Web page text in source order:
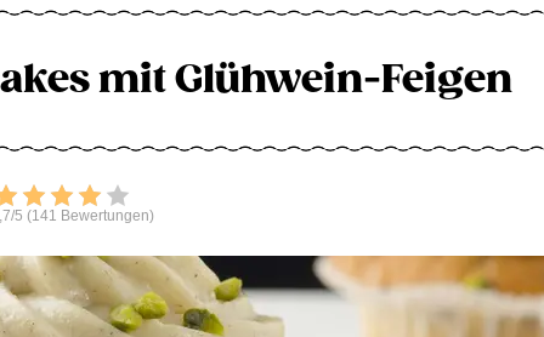
mit Glühwein-Feigen
Bewerten
5 (141 Bewertungen)